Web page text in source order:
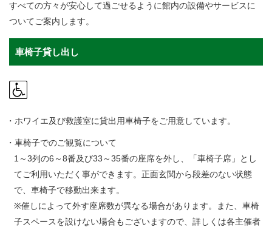
・ イベントカレンダー
・ 館内サービス・アクセシビリティ
・ フロアマップ
施設を借りる
・ 施設を借りる
・ 空き状況
音楽堂について
すべての方々が安心して過ごせるように館内の設備やサービスに
ついてご案内します。
車椅子貸し出し
・ホワイエ及び救護室に貸出用車椅子をご用意しています。
・車椅子でのご観覧について
1～3列の6～8番及び33～35番の座席を外し、「車椅子席」とし
てご利用いただく事ができます。正面玄関から段差のない状態
で、車椅子で移動出来ます。
※催しによって外す座席数が異なる場合があります。また、車椅
子スペースを設けない場合もございますので、詳しくは各主催者